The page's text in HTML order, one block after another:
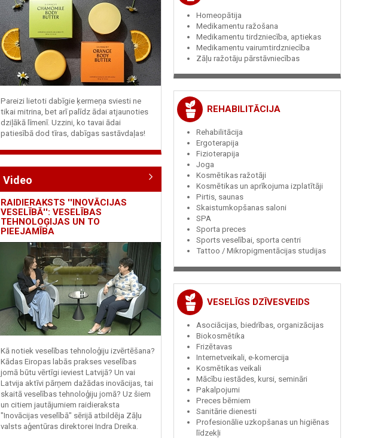
Pareizi lietoti dabīgie ķermeņa sviesti ne
tikai mitrina, bet arī palīdz ādai atjaunoties
dziļākā līmenī. Uzzini, ko tavai ādai
patiesībā dod tīras, dabīgas sastāvdaļas!
Video
RAIDIERAKSTS ''INOVĀCIJAS
VESELĪBĀ'': VESELĪBAS
TEHNOLOĢIJAS UN TO
PIEEJAMĪBA
Kā notiek veselības tehnoloģiju izvērtēšana?
Kādas Eiropas labās prakses veselības
jomā būtu vērtīgi ieviest Latvijā? Un vai
Latvija aktīvi pārņem dažādas inovācijas, tai
skaitā veselības tehnoloģiju jomā? Uz šiem
un citiem jautājumiem raidieraksta
"Inovācijas veselībā" sērijā atbildēja Zāļu
valsts aģentūras direktorei Indra Dreika.
Homeopātija
Medikamentu ražošana
Medikamentu tirdzniecība, aptiekas
Medikamentu vairumtirdzniecība
Zāļu ražotāju pārstāvniecības
REHABILITĀCIJA
Rehabilitācija
Ergoterapija
Fizioterapija
Joga
Kosmētikas ražotāji
Kosmētikas un aprīkojuma izplatītāji
Pirtis, saunas
Skaistumkopšanas saloni
SPA
Sporta preces
Sports veselībai, sporta centri
Tattoo / Mikropigmentācijas studijas
VESELĪGS DZĪVESVEIDS
Asociācijas, biedrības, organizācijas
Biokosmētika
Frizētavas
Internetveikali, e-komercija
Kosmētikas veikali
Mācību iestādes, kursi, semināri
Pakalpojumi
Preces bērniem
Sanitārie dienesti
Profesionālie uzkopšanas un higiēnas
līdzekļi